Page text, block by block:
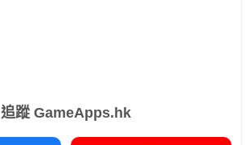
追蹤 GameApps.hk